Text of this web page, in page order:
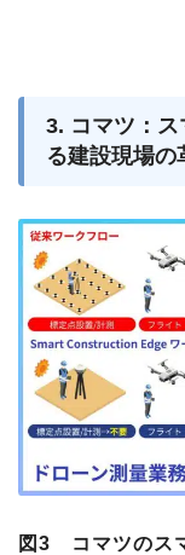
3. コマツ：ス
る建設現場の
図3 コマツのス